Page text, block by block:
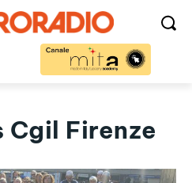
Cgil Firenze